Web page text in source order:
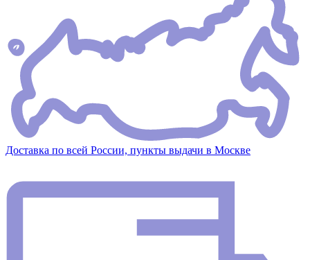
Доставка по всей России, пункты выдачи в Москве